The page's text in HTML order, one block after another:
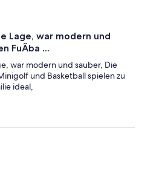
Lage, war modern und
FuÃba ...
war modern und sauber, Die
und Basketball spielen zu
ideal,